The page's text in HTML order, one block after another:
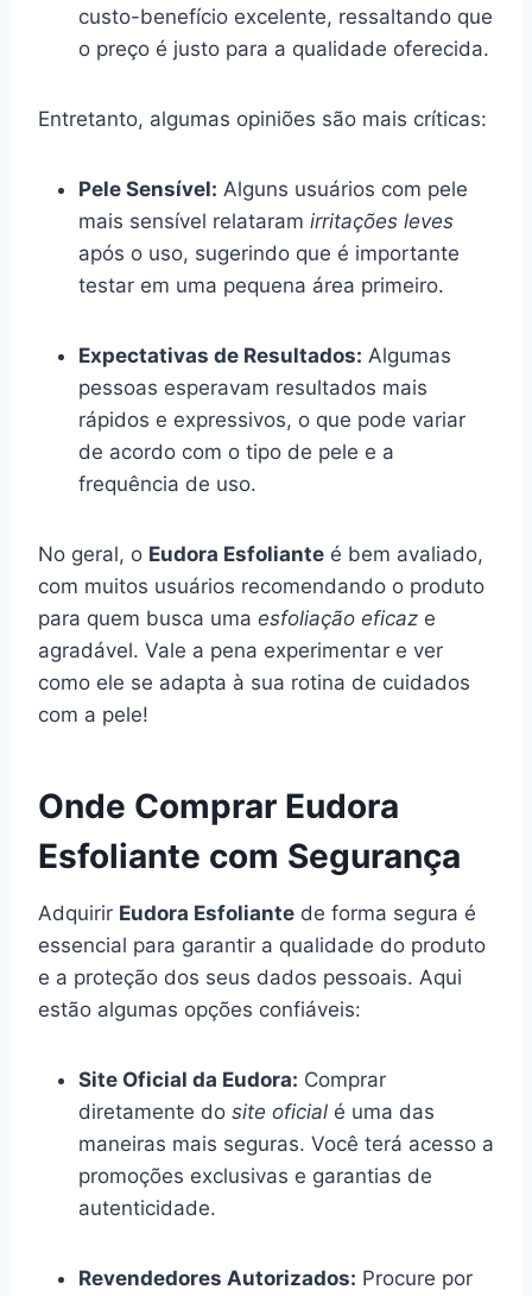
custo-benefício excelente, ressaltando que
o preço é justo para a qualidade oferecida.
Entretanto, algumas opiniões são mais críticas:
Pele Sensível: Alguns usuários com pele
mais sensível relataram irritações leves
após o uso, sugerindo que é importante
testar em uma pequena área primeiro.
Expectativas de Resultados: Algumas
pessoas esperavam resultados mais
rápidos e expressivos, o que pode variar
de acordo com o tipo de pele e a
frequência de uso.
No geral, o Eudora Esfoliante é bem avaliado,
com muitos usuários recomendando o produto
para quem busca uma esfoliação eficaz e
agradável. Vale a pena experimentar e ver
como ele se adapta à sua rotina de cuidados
com a pele!
Onde Comprar Eudora
Esfoliante com Segurança
Adquirir Eudora Esfoliante de forma segura é
essencial para garantir a qualidade do produto
e a proteção dos seus dados pessoais. Aqui
estão algumas opções confiáveis:
Site Oficial da Eudora: Comprar
diretamente do site oficial é uma das
maneiras mais seguras. Você terá acesso a
promoções exclusivas e garantias de
autenticidade.
Revendedores Autorizados: Procure por